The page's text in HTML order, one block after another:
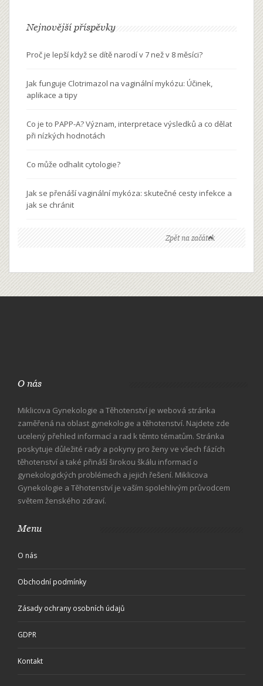
Nejnovější příspěvky
Proč je lepší když se dítě narodí v 7 než v 8 měsíci?
Jak funguje Clotrimazol na vaginální mykózu: Účinek,
aplikace a tipy
Co je to PAPP-A? Význam, interpretace výsledků a co dělat
při nízkých hodnotách
Co může odhalit cytologie?
Jak se přenáší vaginální mykóza: skutečné cesty infekce a
jak se chránit
Zpět na začátek
O nás
Miklicova Gynekologie a Těhotenství je webová stránka
zaměřená na oblast gynekologie a těhotenství. Najdete zde
ucelený přehled informací a rad k těmto tématům. Stránka
poskytuje důležité rady a pokyny pro ženy ve všech fázích
těhotenství a také přináší širokou škálu informací o
gynekologických problémech a jejich řešení. Miklicova
Gynekologie a Těhotenství je vaším spolehlivým průvodcem
světem ženského zdraví.
Menu
O nás
Obchodní podmínky
Zásady ochrany osobních údajů
GDPR
Kontakt